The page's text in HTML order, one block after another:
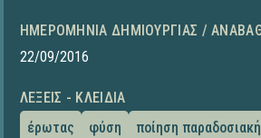
ΗΜΕΡΟΜΗΝΊΑ ΔΗΜΙΟΥΡΓΊΑΣ /
22/09/2016
ΛΈΞΕΙΣ - ΚΛΕΙΔΙΆ
έρωτας
φύση ποίηση παραδοσιακή